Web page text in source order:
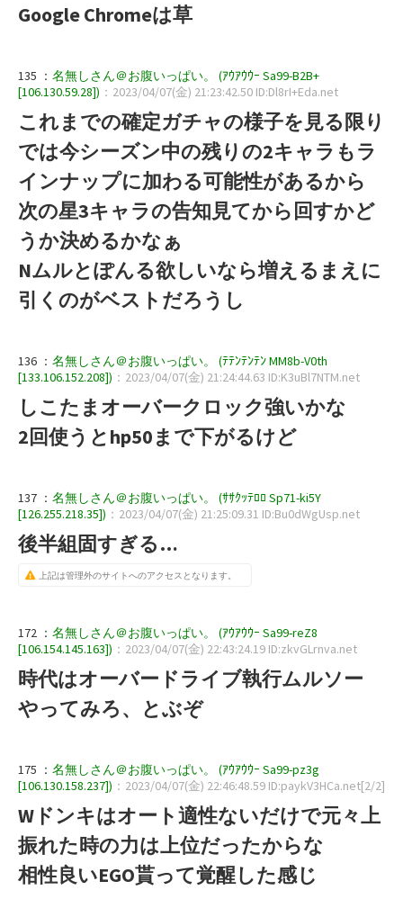
Google Chromeは草
135 ： 名無しさん＠お腹いっぱい。 (ｱｳｱｳｳｰ Sa99-B2B+
[106.130.59.28]) ：2023/04/07(金) 21:23:42.50 ID:Dl8rI+Eda.net
これまでの確定ガチャの様子を見る限り
では今シーズン中の残りの2キャラもラ
インナップに加わる可能性があるから
次の星3キャラの告知見てから回すかど
うか決めるかなぁ
Nムルとぽんる欲しいなら増えるまえに
引くのがベストだろうし
136 ： 名無しさん＠お腹いっぱい。 (ﾃﾃﾝﾃﾝﾃﾝ MM8b-V0th
[133.106.152.208]) ：2023/04/07(金) 21:24:44.63 ID:K3uBl7NTM.net
しこたまオーバークロック強いかな
2回使うとhp50まで下がるけど
137 ： 名無しさん＠お腹いっぱい。 (ｻｻｸｯﾃﾛﾛ Sp71-ki5Y
[126.255.218.35]) ：2023/04/07(金) 21:25:09.31 ID:Bu0dWgUsp.net
後半組固すぎる…
上記は管理外のサイトへのアクセスとなります。
172 ： 名無しさん＠お腹いっぱい。 (ｱｳｱｳｳｰ Sa99-reZ8
[106.154.145.163]) ：2023/04/07(金) 22:43:24.19 ID:zkvGLrnva.net
時代はオーバードライブ執行ムルソー
やってみろ、とぶぞ
175 ： 名無しさん＠お腹いっぱい。 (ｱｳｱｳｳｰ Sa99-pz3g
[106.130.158.237]) ：2023/04/07(金) 22:46:48.59 ID:paykV3HCa.net[2/2]
Wドンキはオート適性ないだけで元々上
振れた時の力は上位だったからな
相性良いEGO貰って覚醒した感じ